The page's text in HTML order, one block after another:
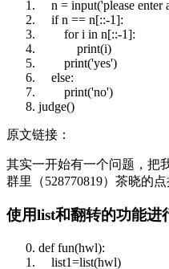
n = input('please enter
ifn == n[::-1]:
fori in n[::-1]:
print(i)
print('yes')
else:
print('no')
judge()
原文链接：
其实一开始有一个问题，把
群里（528770819）茶晓的点
使用list和翻转的功能进
deffun(hwl):
list1=list(hwl)